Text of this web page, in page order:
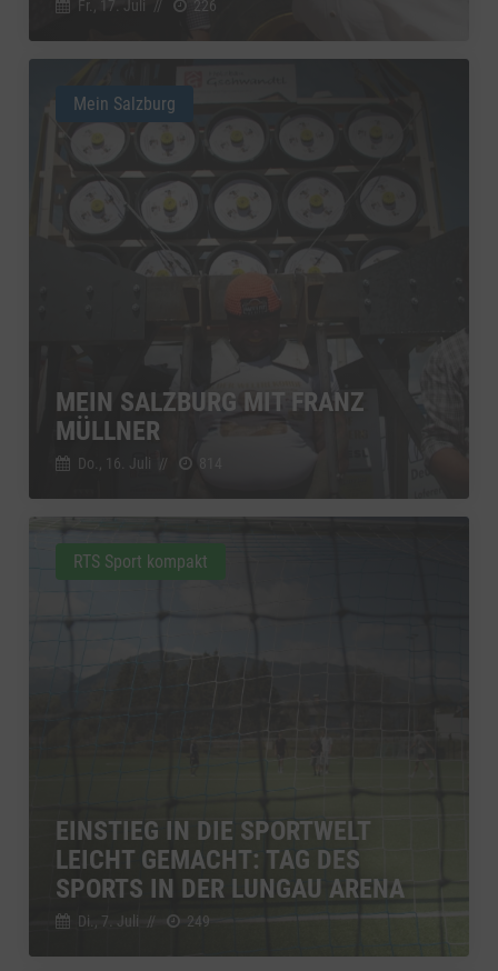
Fr., 17. Juli // 226
MEIN SALZBURG MIT FRANZ
MÜLLNER
Do., 16. Juli //
Mein Salzburg
EINSTIEG IN DIE SPORTWELT
LEICHT GEMACHT: TAG DES
SPORTS IN DER LUNGAU ARENA
Di., 7. Juli // 249
RTS Sport kompakt